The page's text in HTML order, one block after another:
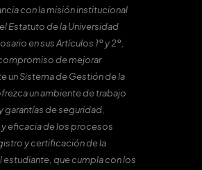
con la misión institucional
Estatuto de la Universidad
en sus Artículos 1º y 2º,
de mejorar
un Sistema de Gestión de la
un ambiente de trabajo
garantías de seguridad,
y eficacia de los procesos
y certificación de la
que cumpla con los